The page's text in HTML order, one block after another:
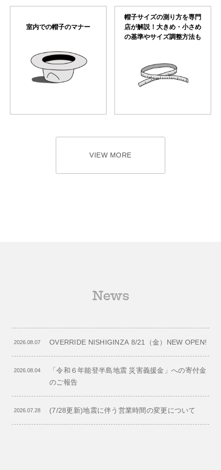
室内での帽子のマナー
帽子サイズの測り方を専門
店が解説！大きめ・小さめ
の基準やサイズ調整方法も
VIEW MORE
News
2026.08.07 OVERRIDE NISHIGINZA 8/21（金）NEW OPEN!
2026.08.04
「令和６年能登半島地震 災害義援金」への寄付金
のご報告
2026.07.28 (7/28更新)地震に伴う営業時間の変更について